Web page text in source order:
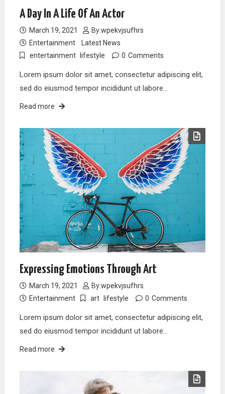
A Day In A Life Of An Actor
March 19, 2021 By:wpekvjsufhrs
Entertainment
Latest News
entertainment
lifestyle 0 Comments
Lorem ipsum dolor sit amet, consectetur adipiscing elit,
sed do eiusmod tempor incididunt ut labore…
Read more
Expressing Emotions Through Art
March 19, 2021 By:wpekvjsufhrs
Entertainment
art lifestyle 0 Comments
Lorem ipsum dolor sit amet, consectetur adipiscing elit,
sed do eiusmod tempor incididunt ut labore…
Read more